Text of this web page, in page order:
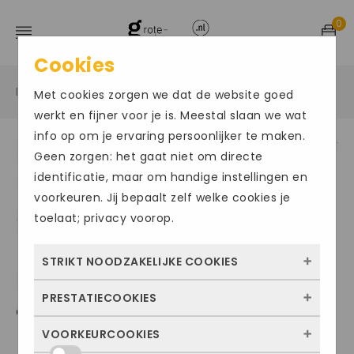
0
Home / Grote maten damesschoenen / Sneakers
GABOR1505
Cookies
Met cookies zorgen we dat de website goed
werkt en fijner voor je is. Meestal slaan we wat
info op om je ervaring persoonlijker te maken.
Geen zorgen: het gaat niet om directe
identificatie, maar om handige instellingen en
voorkeuren. Jij bepaalt zelf welke cookies je
toelaat; privacy voorop.
STRIKT NOODZAKELIJKE COOKIES
Deze cookies zorgen ervoor dat de website
kunnen niet worden uitgezet. Meestal
PRESTATIECOOKIES
Met deze cookies zien we hoe vaak onze
VOORKEURCOOKIES